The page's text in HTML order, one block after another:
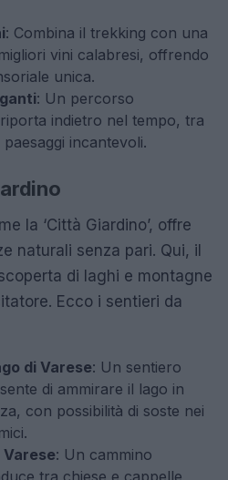
: Combina il trekking con una
vini calabresi, offrendo
unica.
: Un percorso
indietro nel tempo, tra
incantevoli.
la ‘Città Giardino’, offre
naturali senza pari. Qui, il
di laghi e montagne
Ecco i sentieri da
di Varese: Un sentiero
di ammirare il lago in
con possibilità di soste nei
: Un cammino
tra chiese e cappelle,